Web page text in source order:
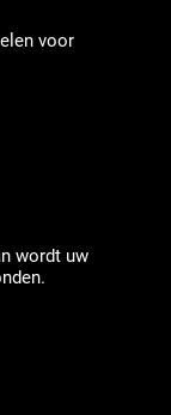
voor
wordt uw